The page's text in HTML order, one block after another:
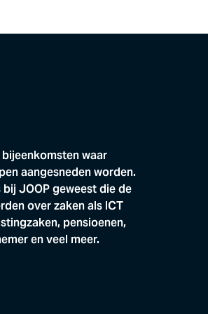
waar
aangesneden worden.
JOOP geweest die de
over zaken als ICT
pensioenen,
en veel meer.